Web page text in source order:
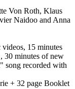
Von Roth, Klaus
Naidoo and Anna
15 minutes
30 minutes of new
song recorded with
+ 32 page Booklet